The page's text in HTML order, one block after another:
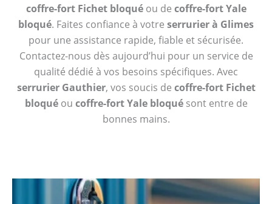
coffre-fort Fichet bloquéou de coffre-fort Yale
bloqué. Faites confiance à votre serrurier à Glimes
pour une assistance rapide, fiable et sécurisée.
Contactez-nous dès aujourd’hui pour un service de
qualité dédié à vos besoins spécifiques. Avec
serrurier Gauthier, vos soucis de coffre-fort Fichet
bloquéou coffre-fort Yale bloquésont entre de
bonnes mains.